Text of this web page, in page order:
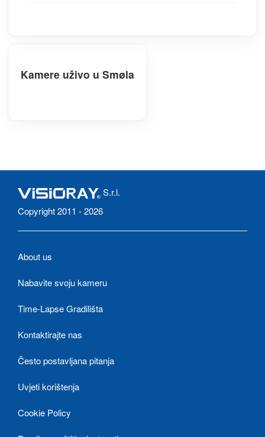
Kamere uživo u Smøla
S.r.l.
Copyright 2011 - 2026
About us
Nabavite svoju kameru
Time-Lapse Gradilišta
Kontaktirajte nas
Često postavljana pitanja
Uvjeti korištenja
Cookie Policy